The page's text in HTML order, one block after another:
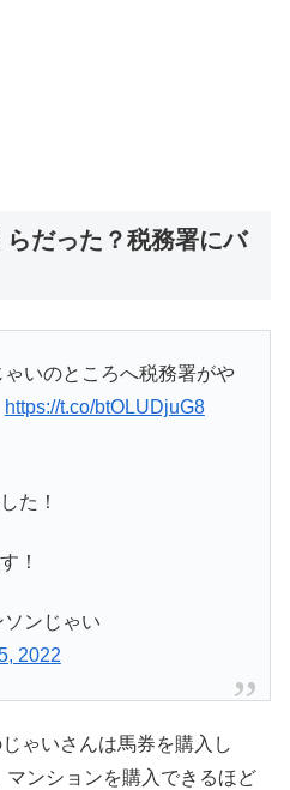
らだった？税務署にバ
いのところへ税務署がや
https://t.co/btOLUDjuG8
た！
！
ンじゃい
2022
ゃいさんは馬券を購入し
マンションを購入できるほど